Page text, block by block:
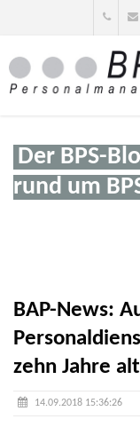
Der BPS-
rund um
BAP-News:
zehn Jahre alt
14.09.2018 15:36:26